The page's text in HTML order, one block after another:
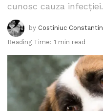
cunosc cauza infecției.
by Costiniuc Constantin
Reading Time: 1 min read